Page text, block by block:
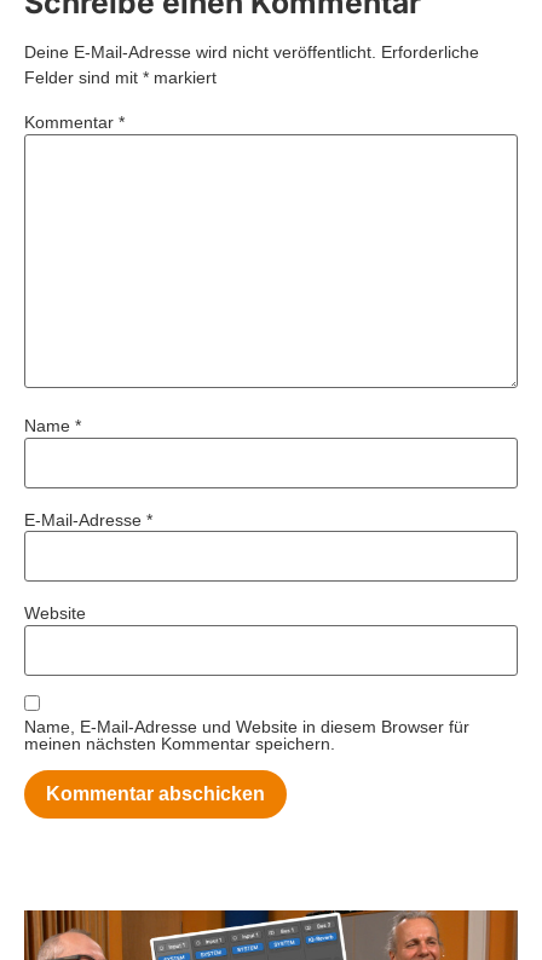
Deine E-Mail-Adresse wird nicht veröffentlicht. Erforderliche
Felder sind mit * markiert
Kommentar *
Name *
E-Mail-Adresse *
Website
Name, E-Mail-Adresse und Website in diesem Browser für
meinen nächsten Kommentar speichern.